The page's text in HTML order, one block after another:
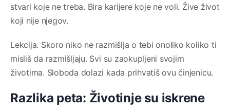
stvari koje ne treba. Bira karijere koje ne voli. Žive život
koji nije njegov.
Lekcija. Skoro niko ne razmišlja o tebi onoliko koliko ti
misliš da razmišljaju. Svi su zaokupljeni svojim
životima. Sloboda dolazi kada prihvatiš ovu činjenicu.
Razlika peta: Životinje su iskrene